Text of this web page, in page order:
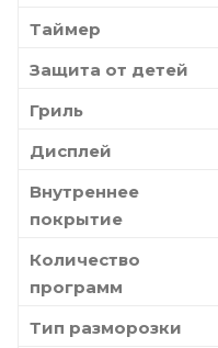
Таймер
Защита от детей
Гриль
Дисплей
Внутреннее
покрытие
Количество
программ
Тип разморозки